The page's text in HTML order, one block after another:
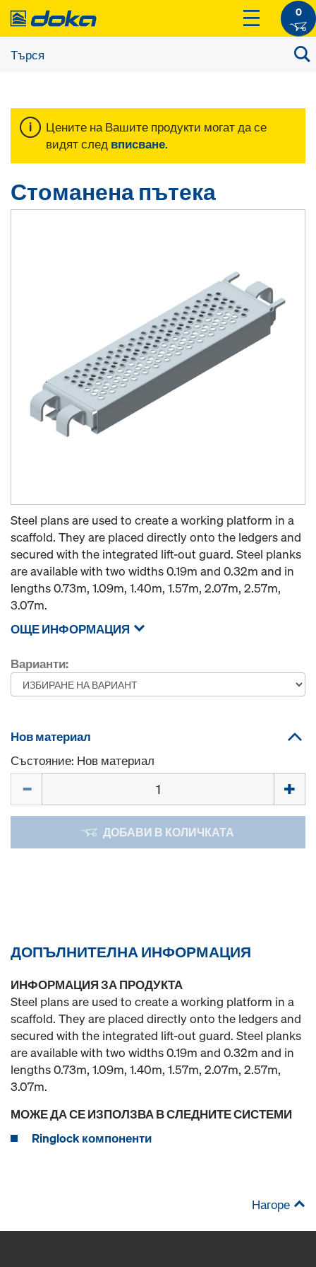
0
Цените на Вашите продукти могат да се
видят след вписване.
Стоманена пътека
Steel plans are used to create a working platform in a
scaffold. They are placed directly onto the ledgers and
secured with the integrated lift-out guard. Steel planks
are available with two widths 0.19m and 0.32m and in
lengths 0.73m, 1.09m, 1.40m, 1.57m, 2.07m, 2.57m,
3.07m.
ОЩЕ ИНФОРМАЦИЯ
Варианти:
Нов материал
Състояние: Нов материал
ДОБАВИ В КОЛИЧКАТА
ДОПЪЛНИТЕЛНА ИНФОРМАЦИЯ
ИНФОРМАЦИЯ ЗА ПРОДУКТА
Steel plans are used to create a working platform in a
scaffold. They are placed directly onto the ledgers and
secured with the integrated lift-out guard. Steel planks
are available with two widths 0.19m and 0.32m and in
lengths 0.73m, 1.09m, 1.40m, 1.57m, 2.07m, 2.57m,
3.07m.
МОЖЕ ДА СЕ ИЗПОЛЗВА В СЛЕДНИТЕ СИСТЕМИ
Ringlock компоненти
Нагоре